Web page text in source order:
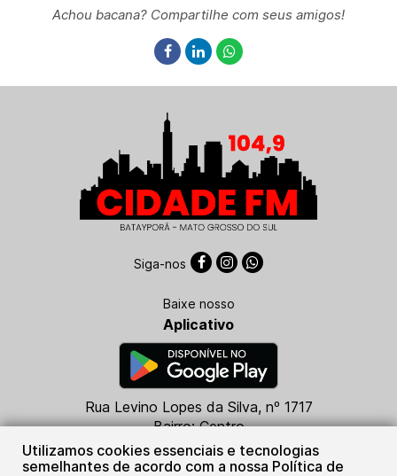
Achou bacana? Compartilhe com seus amigos!
Utilizamos cookies essenciais e tecnologias
semelhantes de acordo com a nossa Política de
Rua Levino Lopes da Silva, nº 1717
Bairro: Centro
CEP: 79760-000
Batayporã - MS
Siga-nos
Baixe nosso
Aplicativo